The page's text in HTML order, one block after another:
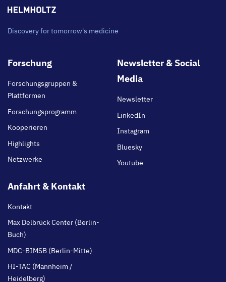
Discovery for tomorrow's medicine
Footer
Forschung
Forschungsgruppen &
Plattformen
Forschungsprogramm
Kooperieren
Highlights
Netzwerke
Newsletter & Social
Media
Newsletter
LinkedIn
Instagram
Bluesky
Youtube
Anfahrt & Kontakt
Kontakt
Max Delbrück Center (Berlin-
Buch)
MDC-BIMSB (Berlin-Mitte)
HI-TAC (Mannheim /
Heidelberg)